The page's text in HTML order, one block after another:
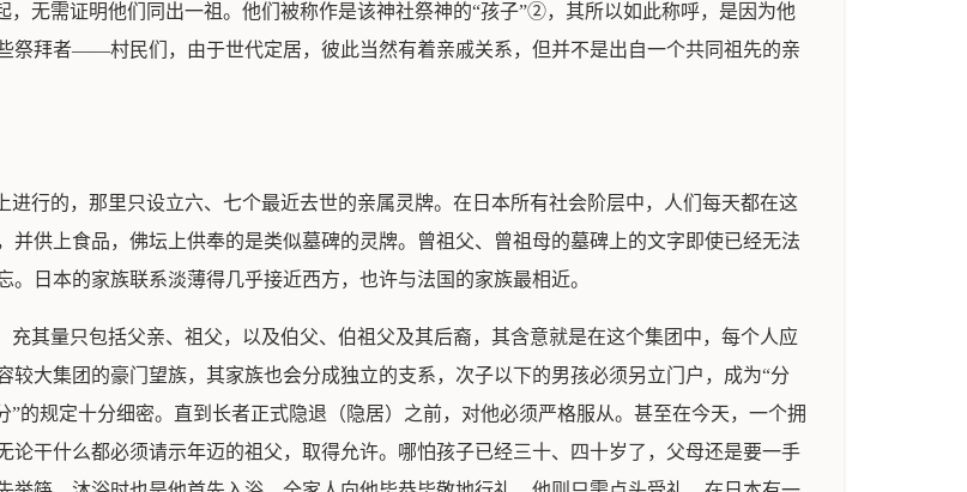
，无需证明他们同出一祖。他们被称作是该神社祭神的“孩子”②，其所以如此称呼，是因为他
祭拜者——村民们，由于世代定居，彼此当然有着亲戚关系，但并不是出自一个共同祖先的亲
进行的，那里只设立六、七个最近去世的亲属灵牌。在日本所有社会阶层中，人们每天都在这
供上食品，佛坛上供奉的是类似墓碑的灵牌。曾祖父、曾祖母的墓碑上的文字即使已经无法
日本的家族联系淡薄得几乎接近西方，也许与法国的家族最相近。
充其量只包括父亲、祖父，以及伯父、伯祖父及其后裔，其含意就是在这个集团中，每个人应
大集团的豪门望族，其家族也会分成独立的支系，次子以下的男孩必须另立门户，成为“分
的规定十分细密。直到长者正式隐退（隐居）之前，对他必须严格服从。甚至在今天，一个拥
干什么都必须请示年迈的祖父，取得允许。哪怕孩子已经三十、四十岁了，父母还是要一手